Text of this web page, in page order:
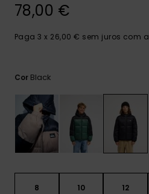
nosso
as FAQ
78,00 €
Paga 3 x 26,00 € sem juros com a
Cor Black
8 10 12